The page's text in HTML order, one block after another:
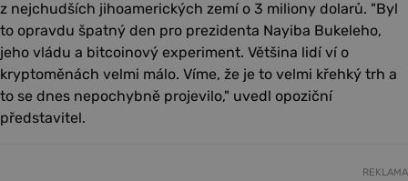
z nejchudších jihoamerických zemí o 3 miliony dolarů. "Byl
to opravdu špatný den pro prezidenta Nayiba Bukeleho,
jeho vládu a bitcoinový experiment. Většina lidí ví o
kryptoměnách velmi málo. Víme, že je to velmi křehký trh a
to se dnes nepochybně projevilo," uvedl opoziční
představitel.
REKLAMA